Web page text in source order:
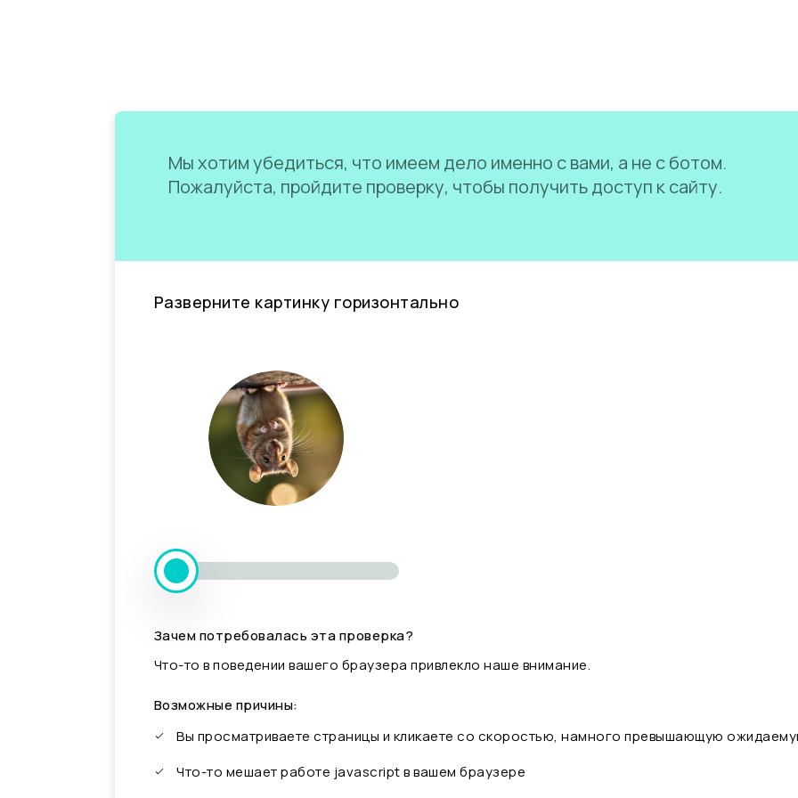
Мы хотим убедиться, что имеем дело именно с вами, а не с ботом.
Пожалуйста, пройдите проверку, чтобы получить доступ к сайту.
Разверните картинку горизонтально
Зачем потребовалась эта проверка?
Что-то в поведении вашего браузера привлекло наше внимание.
Возможные причины:
Вы просматриваете страницы и кликаете со скоростью, намного превышающую
Что-то мешает работе javascript в вашем браузере